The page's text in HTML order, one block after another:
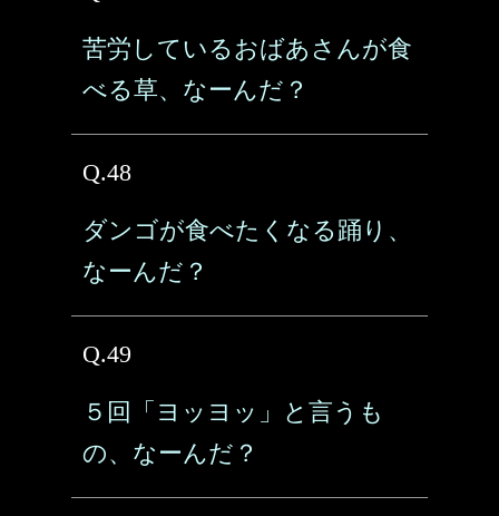
苦労しているおばあさんが食
べる草、なーんだ？
Q.48
ダンゴが食べたくなる踊り、
なーんだ？
Q.49
５回「ヨッヨッ」と言うも
の、なーんだ？